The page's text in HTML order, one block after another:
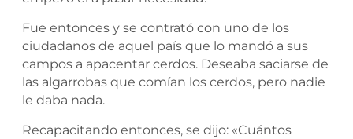
Fue entonces y se contrató con uno de los
ciudadanos de aquel país que lo mandó a sus
campos a apacentar cerdos. Deseaba saciarse de
las algarrobas que comían los cerdos, pero nadie
le daba nada.
Recapacitando entonces, se dijo: «Cuántos